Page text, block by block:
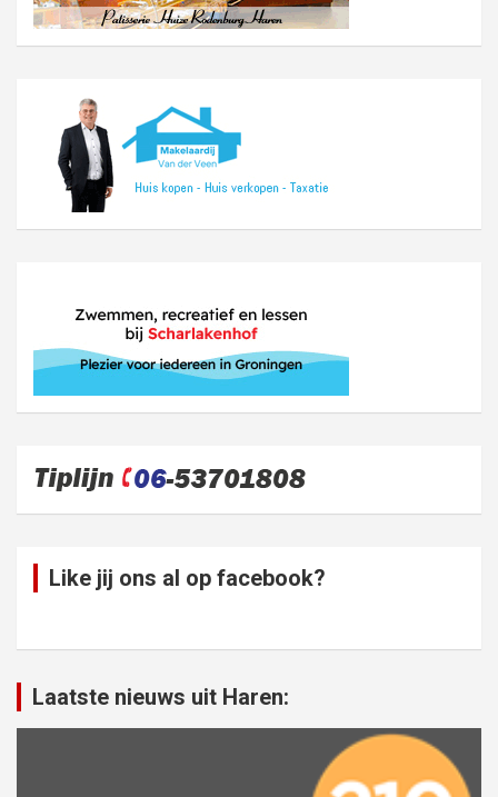
Like jij ons al op facebook?
Laatste nieuws uit Haren: